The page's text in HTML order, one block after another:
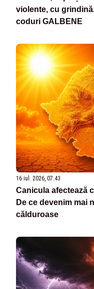
violente, cu
coduri GALBENE
16 iul. 2026, 07:43
Canicula afectează
De ce devenim mai
călduroase